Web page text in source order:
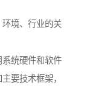
境、行业的关
统硬件和软件
要技术框架，